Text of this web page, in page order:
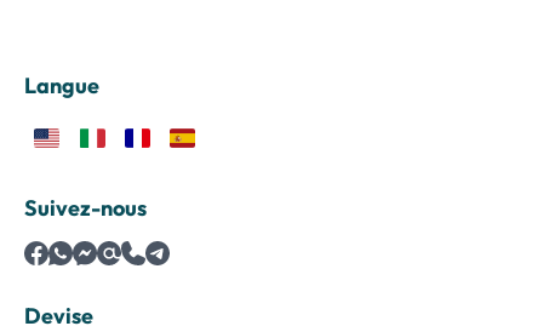
Langue
Suivez-nous
Devise